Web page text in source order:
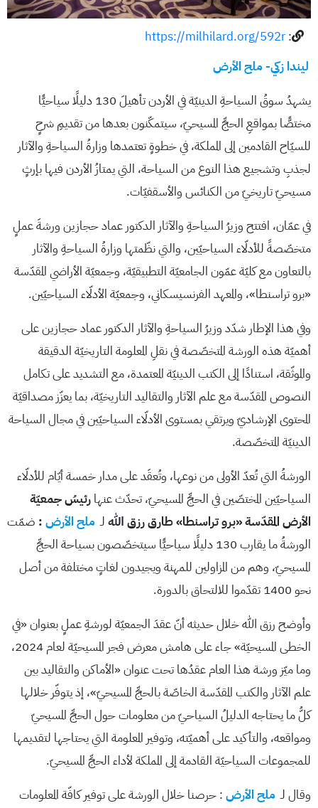
:
https://milhilard.org/592r
ليندا زكي- ملح الأرض
يشهدُ سوقُ السياحةِ الدينيّة في الأردن تأهيلَ 130 دليلًا سياحيًّا
مختصًّا بمواقعِ الحجِّ المسيحيّ، سيتمكّنون بعدها من تقديمِ شرحٍ
للسيّاح القادمين إلى المملكة، في خطوةٍ تعتمدها وزارةُ السياحةِ والآثار
لجذبِ وتشجيع هذا النوع من السياحة، التي يمتازُ الأردن فيها بإرثٍ
مسيحيّ تاريخيّ من الكنائس والأسقفيّات.
في عمّان، افتتح وزيرُ السياحةِ والآثار الدكتور عماد حجازين ورشةَ عملٍ
متخصّصةً للأدلّاء السياحيّين، والتي نظّمتها وزارةُ السياحةِ والآثار
بالتعاون مع كليّة عمّون الجامعيّة التطبيقيّة، وجمعيّة الأراضي المقدّسة
«برو تراسنطا»، والمعهد الفرنسيسكاني، وجمعيّة الأدلّاء السياحيّين.
وفي هذا الإطار شدّد وزيرُ السياحةِ والآثار الدكتور عماد حجازين على
أهميّة هذه الورشة المتخصّصة في نقلِ المعلومة التاريخيّة الدقيقة
والموثّقة، استنادًا إلى الكتب الدينيّة المعتمدة، مع التشديد على تكامل
النصوص المقدّسة مع علم الآثار والتقاليد التاريخيّة، بما يعزّز مصداقيّة
المحتوى الإرشاديّ ويرتقي بمستوى الأدلّاء السياحيّين في مجال السياحة
الدينيّة المتخصّصة.
الورشةُ التي تُعدّ الأولى من نوعها، وتُعقَد على مدار خمسة أيّام للأدلّاء
السياحيّين المختصّين في الحجِّ المسيحيّ، تحدّث عنها رئيسُ جمعيّة
الأرض المقدّسة «برو تراسنطا» طارق رزق الله لـ ملح الأرض : ضمّت
الورشةُ ما يقارب 130 دليلًا سياحيًّا سيتخصّصون بسياحة الحجِّ
المسيحيّ، وهم من المزاولين للمهنة ويجيدون لغاتٍ مختلفة من أصل
نحو 1400 تقدّموا للالتحاق بالدورة.
وأوضح رزق الله خلال حديثه أنّ عقدَ الجمعيّة لورشةِ عملٍ بعنوان «في
الخطى المسيحيّة» جاء على هامش معرض فجر المسيحيّة لعام 2024،
وما ميّز ورشة هذا العام عقدُها تحت عنوان «الأماكن والتقاليد بين
علم الآثار والكتب المقدّسة الخاصّة بالحجِّ المسيحيّ»، إذ يتوفّر خلالها
كلُّ ما يحتاجه الدليلُ السياحيّ من معلومات حول الحجِّ المسيحيّ
ومواقعه، والتأكيد على أهميّته، وتوفير المعلومة التي يحتاجها لتقديمها
للمجموعات السياحيّة القادمة إلى المملكة لأداء الحجِّ المسيحيّ.
وقال لـ ملح الأرض : حرصنا خلال الورشة على توفير كافّة المعلومات